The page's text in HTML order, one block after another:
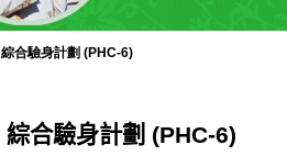
綜合驗身計劃 (PHC-6)
綜合驗身計劃 (PHC-6)